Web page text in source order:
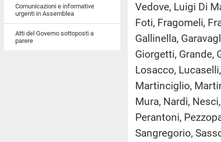
Comunicazioni e informative
urgenti in Assemblea
Atti del Governo sottoposti a
parere
Vedove, Luigi Di
Foti, Fragomeli,
Gallinella,
Giorgetti, Grande,
Losacco,
Martinciglio,
Mura, Nardi,
Perantoni,
Sangregorio,